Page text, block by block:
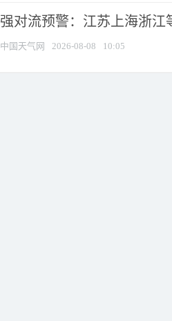
强对流预警：江苏上海浙江
中国天气网 2026-08-08 10:05